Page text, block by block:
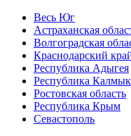
Весь Юг
Астраханская
Волгоградская
Краснодарский
Республика Адыгея
Республика
Ростовская область
Республика Крым
Севастополь